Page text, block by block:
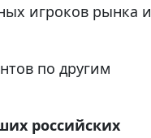
игроков рынка и
по другим
российских